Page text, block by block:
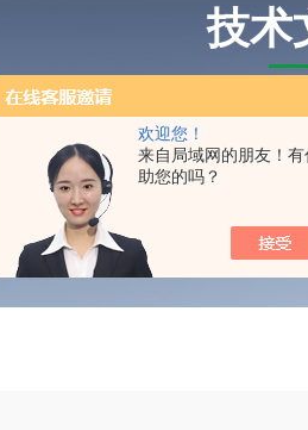
欢迎您！
来自局域网的朋友！
助您的吗？
技术